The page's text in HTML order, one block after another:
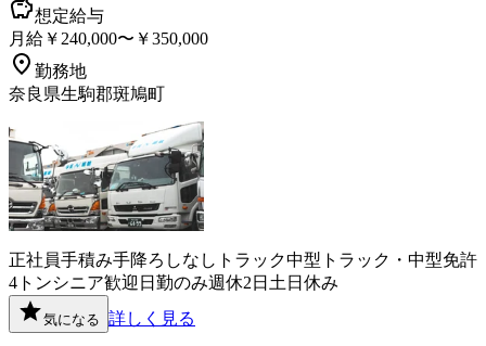
想定給与
月給￥240,000〜￥350,000
勤務地
奈良県生駒郡斑鳩町
正社員手積み手降ろしなし トラック中型トラック・中型免許
4トンシニア歓迎 日勤のみ週休2日 土日休み
気になる 詳しく見る